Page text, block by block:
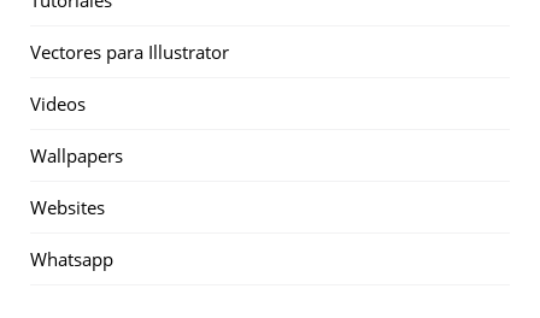
Vectores para Illustrator
Videos
Wallpapers
Websites
Whatsapp